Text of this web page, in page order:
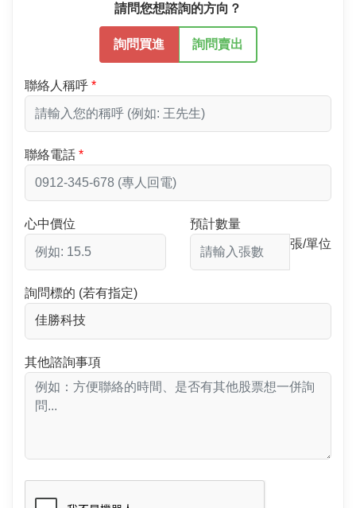
請問您想諮詢的方向？
詢問買進 詢問賣出
聯絡人稱呼
聯絡電話
心中價位
預計數量
張/單位
詢問標的 (若有指定)
其他諮詢事項